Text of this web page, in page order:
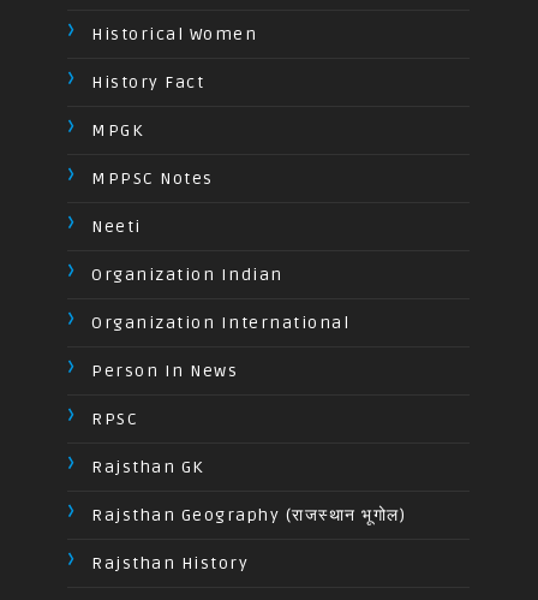
Historical Women
History Fact
MPGK
MPPSC Notes
Neeti
Organization Indian
Organization International
Person In News
RPSC
Rajsthan GK
Rajsthan Geography (राजस्थान भूगोल)
Rajsthan History